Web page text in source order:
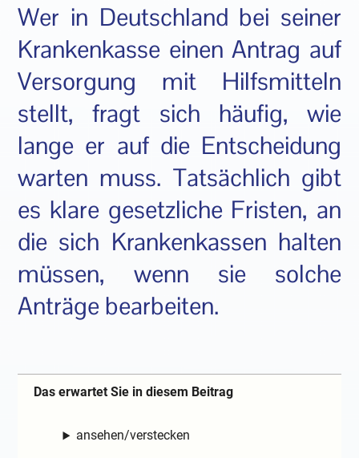
Wer in Deutschland bei seiner
Krankenkasse einen Antrag auf
Versorgung mit Hilfsmitteln
stellt, fragt sich häufig, wie
lange er auf die Entscheidung
warten muss. Tatsächlich gibt
es klare gesetzliche Fristen, an
die sich Krankenkassen halten
müssen, wenn sie solche
Anträge bearbeiten.
Das erwartet Sie in diesem Beitrag
ansehen/verstecken